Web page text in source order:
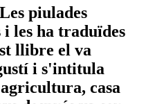
piulades
i les ha traduïdes
llibre el va
i s'intitula
casa